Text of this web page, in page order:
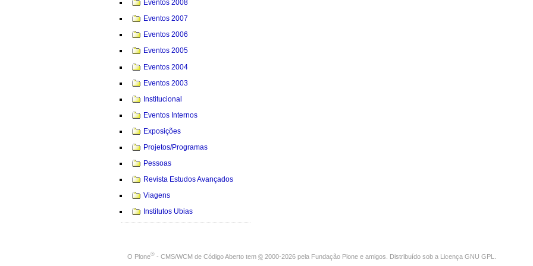
Eventos 2008
Eventos 2007
Eventos 2006
Eventos 2005
Eventos 2004
Eventos 2003
Institucional
Eventos Internos
Exposições
Projetos/Programas
Pessoas
Revista Estudos Avançados
Viagens
Institutos Ubias
O Plone® - CMS/WCM de Código Aberto tem © 2000-2026 pela Fundação Plone e amigos. Distribuído sob a Licença GNU GPL